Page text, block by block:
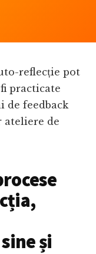
reflecție pot
practicate
de feedback
ateliere de
și